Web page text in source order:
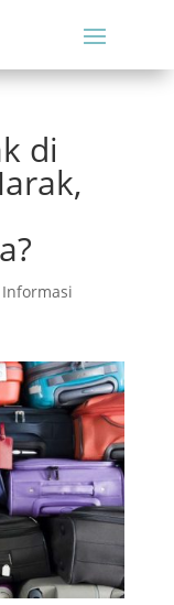
di
Informasi